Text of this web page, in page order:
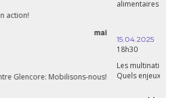
au coeur d’un nouvel âge de l’impérialisme.
leur régulation ?